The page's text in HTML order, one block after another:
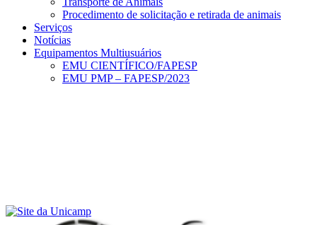
Procedimento de solicitação e retirada de animais
Serviços
Notícias
Equipamentos Multiusuários
EMU CIENTÍFICO/FAPESP
EMU PMP – FAPESP/2023